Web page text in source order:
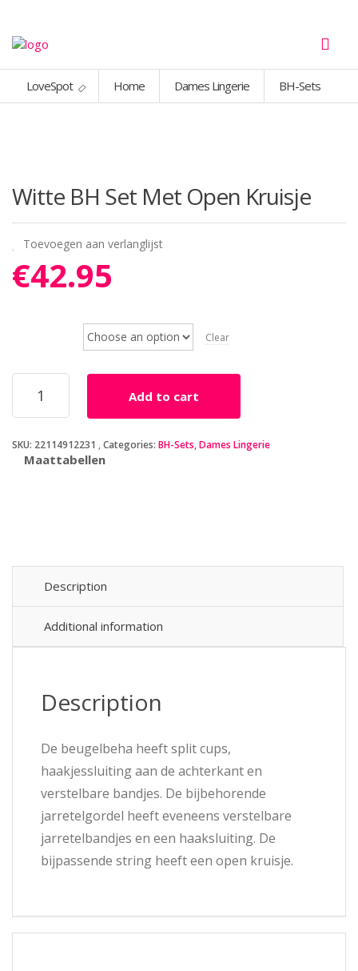
LoveSpot Home Dames Lingerie BH-Sets
Witte BH Set Met Open Kruisje
Toevoegen aan verlanglijst
€42.95
Clear
Witte
Set
Open
Kruisje
Add to cart
SKU: 22114912231 Categories: BH-Sets,Dames Lingerie
Maattabellen
Description
Additional information
Description
De beugelbeha heeft split cups,
haakjessluiting aan de achterkant en
verstelbare bandjes. De bijbehorende
jarretelgordel heeft eveneens verstelbare
jarretelbandjes en een haaksluiting. De
bijpassende string heeft een open kruisje.